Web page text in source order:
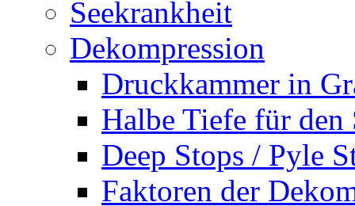
Seekrankheit
Dekompression
Druckkammer in
Halbe Tiefe für den
Deep Stops / Pyle
Faktoren der